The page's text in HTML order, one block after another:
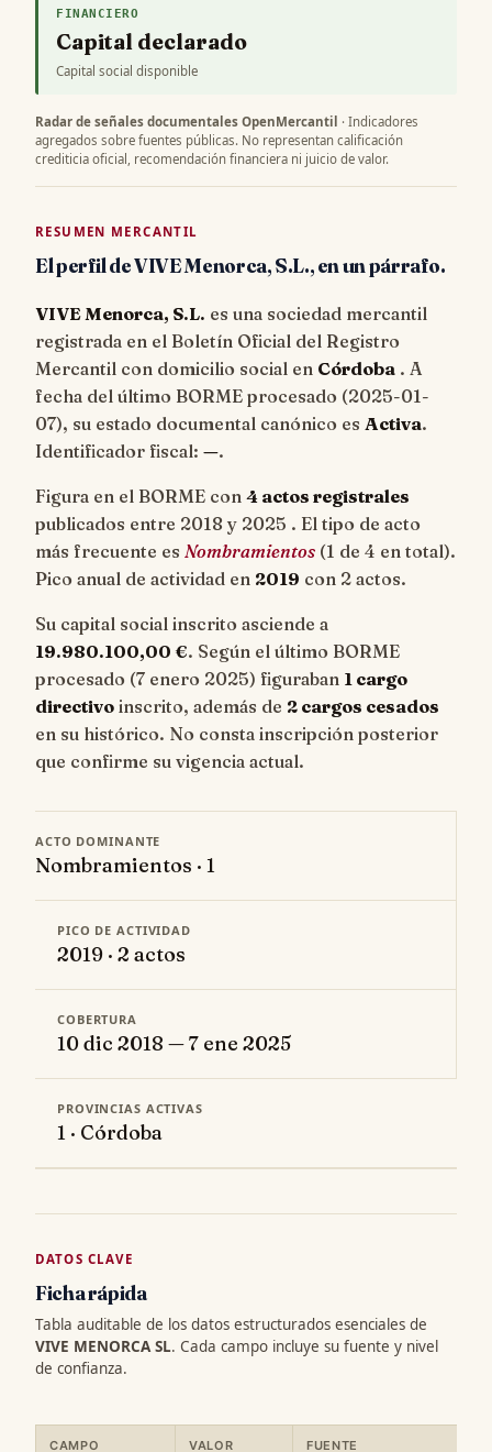
FINANCIERO
Capital declarado
Capital social disponible
Radar de señales documentales OpenMercantil · Indicadores
agregados sobre fuentes públicas. No representan calificación
crediticia oficial, recomendación financiera ni juicio de valor.
RESUMEN MERCANTIL
El perfil de VIVE Menorca, S.L., en un párrafo.
VIVE Menorca, S.L. es una sociedad mercantil
registrada en el Boletín Oficial del Registro
Mercantil con domicilio social en Córdoba . A
fecha del último BORME procesado (2025-01-
07), su estado documental canónico es Activa.
Identificador fiscal: —.
Figura en el BORME con 4 actos registrales
publicados entre 2018 y 2025 . El tipo de acto
más frecuente es Nombramientos (1 de 4 en total).
Pico anual de actividad en 2019 con 2 actos.
Su capital social inscrito asciende a
19.980.100,00 €. Según el último BORME
procesado (7 enero 2025) figuraban 1 cargo
directivo inscrito, además de 2 cargos cesados
en su histórico. No consta inscripción posterior
que confirme su vigencia actual.
ACTO DOMINANTE
Nombramientos · 1
PICO DE ACTIVIDAD
2019 · 2 actos
COBERTURA
10 dic 2018 — 7 ene 2025
PROVINCIAS ACTIVAS
1 · Córdoba
DATOS CLAVE
Ficha rápida
Tabla auditable de los datos estructurados esenciales de
VIVE MENORCA SL. Cada campo incluye su fuente y nivel
de confianza.
CAMPO VALOR FUENTE